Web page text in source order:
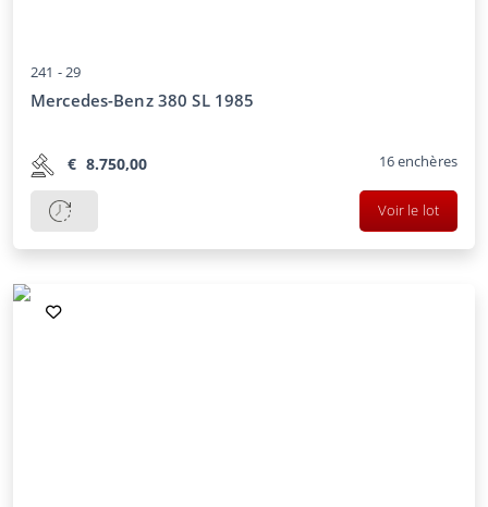
241 -29
Mercedes-Benz 380 SL 1985
€ 8.750,00 16enchères
Voir le lot